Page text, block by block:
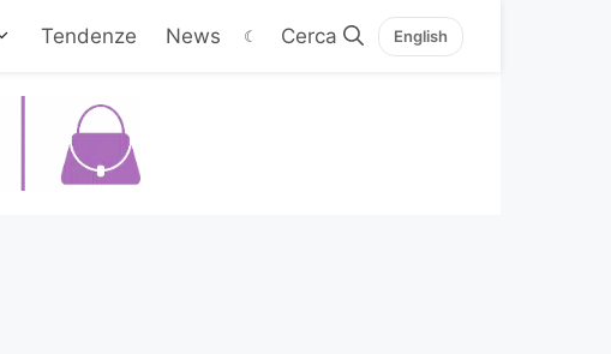
Tendenze News ☾ English